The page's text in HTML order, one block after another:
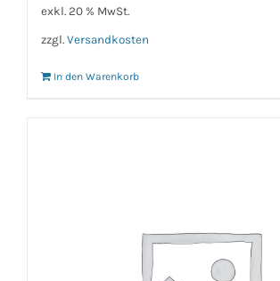
exkl. 20 % MwSt.
zzgl. Versandkosten
In den Warenkorb